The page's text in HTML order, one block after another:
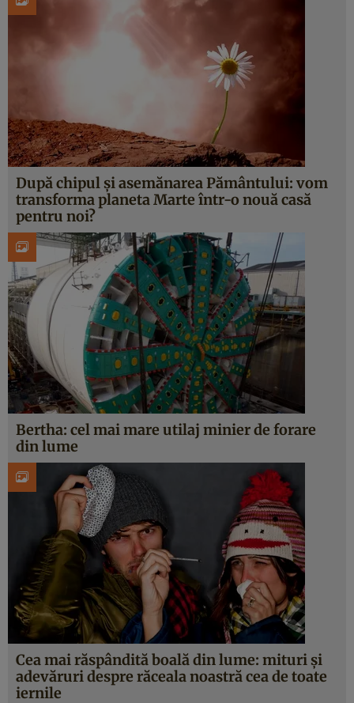
După chipul şi asemănarea Pământului: vom
transforma planeta Marte într-o nouă casă
pentru noi?
Bertha: cel mai mare utilaj minier de forare
din lume
Cea mai răspândită boală din lume: mituri şi
adevăruri despre răceala noastră cea de toate
iernile